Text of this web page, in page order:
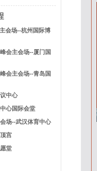
会场--杭州国际博
会主会场--厦门国
会主会场--青岛国
中心
心国际会堂
场--武汉体育中心
宫
堂